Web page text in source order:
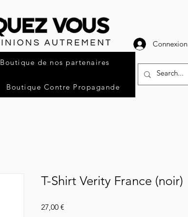
Boutique de nos partenaires
Boutique Contre Propagande
Connexion
T-Shirt Verity France (noir)
27,00 €